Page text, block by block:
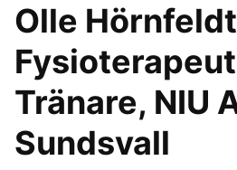
Olle
Tränare, NIU
Sundsvall